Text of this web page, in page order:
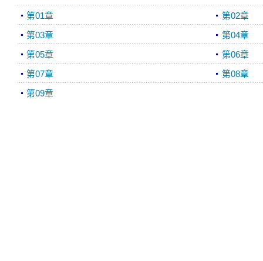
第01章 第02章
第03章 第04章
第05章 第06章
第07章 第08章
第09章